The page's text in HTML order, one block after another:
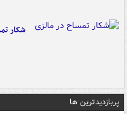
شکار
پربازدیدترین ها